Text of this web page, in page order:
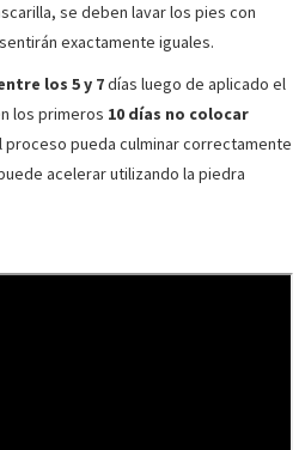
se deben lavar los pies con
exactamente iguales.
los 5 y 7días luego de aplicado el
los primeros 10 días no colocar
proceso pueda culminar correctamente
acelerar utilizando la piedra